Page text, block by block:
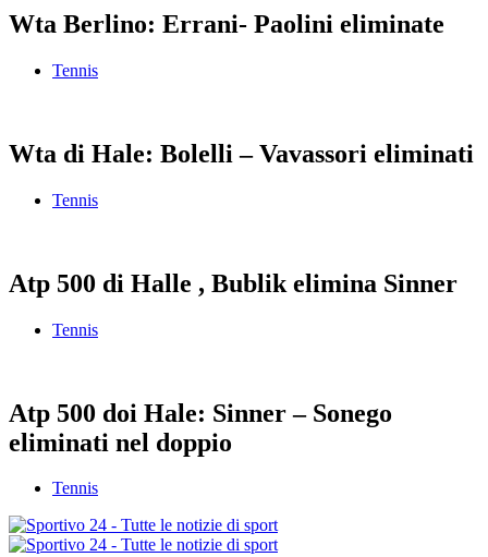
Wta Berlino: Errani- Paolini eliminate
Tennis
Wta di Hale: Bolelli – Vavassori eliminati
Tennis
Atp 500 di Halle , Bublik elimina Sinner
Tennis
Atp 500 doi Hale: Sinner – Sonego
eliminati nel doppio
Tennis